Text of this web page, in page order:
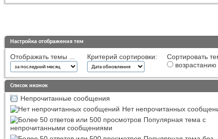
Настройка отображения тем
Отображать темы ... Критерий сортировки:
Сортировать
возрастанию
Список иконок
Непрочитанные сообщения
Нет непрочитанных
Популярная тема с
непрочитанными сообщениями